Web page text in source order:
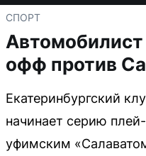
СПОРТ
Автомобилист
офф против
Екатеринбургский
начинает серию
уфимским